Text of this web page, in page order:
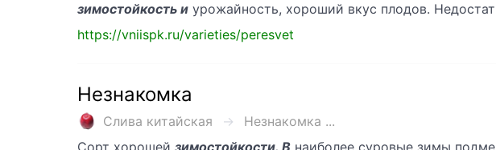
зимостойкость и урожайность, хороший вкус плодов.
https://vniispk.ru/varieties/peresvet
Незнакомка
Слива китайская
Незнакомка ...